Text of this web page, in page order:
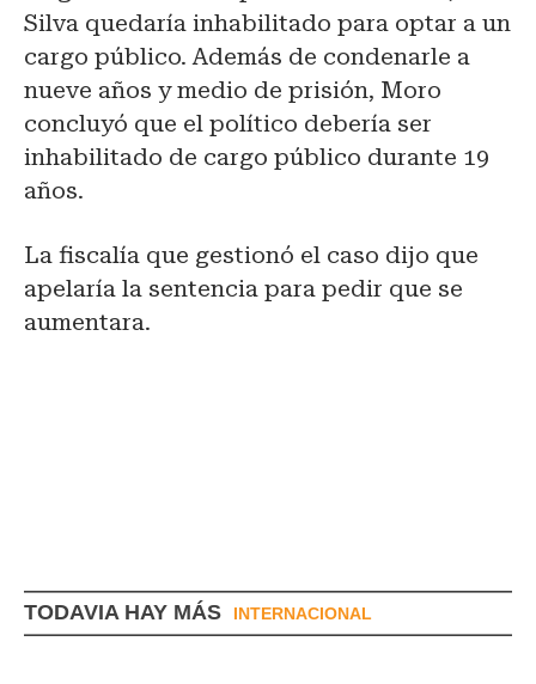
Silva quedaría inhabilitado para optar a un
cargo público. Además de condenarle a
nueve años y medio de prisión, Moro
concluyó que el político debería ser
inhabilitado de cargo público durante 19
años.
La fiscalía que gestionó el caso dijo que
apelaría la sentencia para pedir que se
aumentara.
TODAVIA HAY MÁS INTERNACIONAL